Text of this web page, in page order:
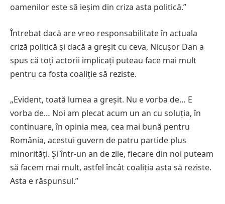
oamenilor este să ieșim din criza asta politică.”
Întrebat dacă are vreo responsabilitate în actuala
criză politică și dacă a greșit cu ceva, Nicușor Dan a
spus că toți actorii implicați puteau face mai mult
pentru ca fosta coaliție să reziste.
„Evident, toată lumea a greșit. Nu e vorba de… E
vorba de… Noi am plecat acum un an cu soluția, în
continuare, în opinia mea, cea mai bună pentru
România, acestui guvern de patru partide plus
minorități. Și într-un an de zile, fiecare din noi puteam
să facem mai mult, astfel încât coaliția asta să reziste.
Asta e răspunsul.”